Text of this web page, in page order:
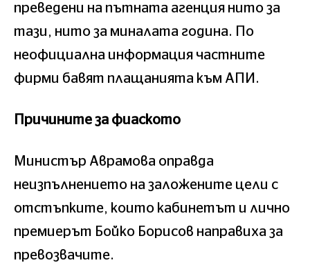
преведени на пътната агенция нито за
тази, нито за миналата година. По
неофициална информация частните
фирми бавят плащанията към АПИ.
Причините за фиаското
Министър Аврамова оправда
неизпълнението на заложените цели с
отстъпките, които кабинетът и лично
премиерът Бойко Борисов направиха за
превозвачите.